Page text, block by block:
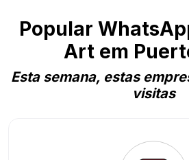
Popular
Art em
Esta semana, estas
visitas